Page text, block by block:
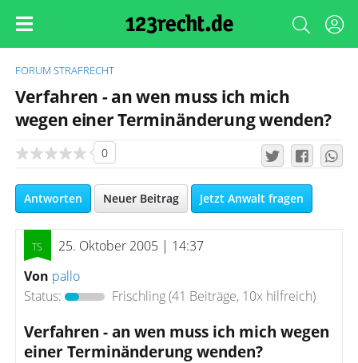
FORUM STRAFRECHT
Verfahren - an wen muss ich mich
wegen einer Terminänderung wenden?
0
Antworten Neuer Beitrag Jetzt Anwalt fragen
25. Oktober 2005 | 14:37
Von pallo
Status:
Frischling(41 Beiträge, 10x hilfreich)
Verfahren - an wen muss ich mich wegen
einer Terminänderung wenden?